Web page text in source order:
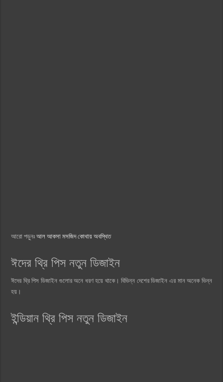
আরো পড়ুনঃআল আকসা মসজিদ কোথায় অবস্থিত
ঈদের থ্রি পিস নতুন ডিজাইন
ঈদের থ্রি পিস ডিজাইন গুলোর অনে ধরণ হয়ে থাকে। বিভিন্ন দেশের ডিজাইন এর মান অনেক ভিন্ন
হয়।
ইন্ডিয়ান থ্রি পিস নতুন ডিজাইন